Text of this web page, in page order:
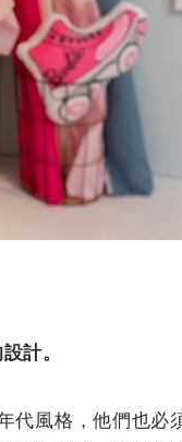
計。
代風格，他們也必